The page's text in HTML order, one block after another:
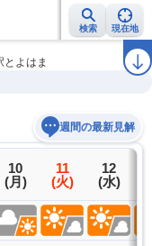
検索 現在地
・注意報 ラ
とよはま
週間の最新見解
10
(月)
11
(火)
12
(水)